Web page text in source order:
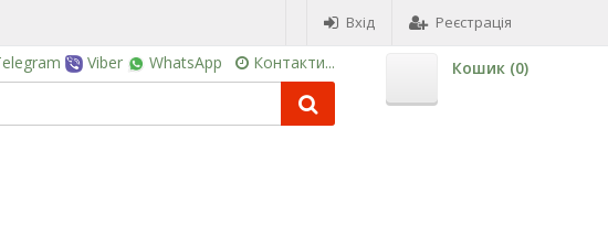
Вхід Реєстрація
Viber WhatsApp Контакти... Кошик (0)